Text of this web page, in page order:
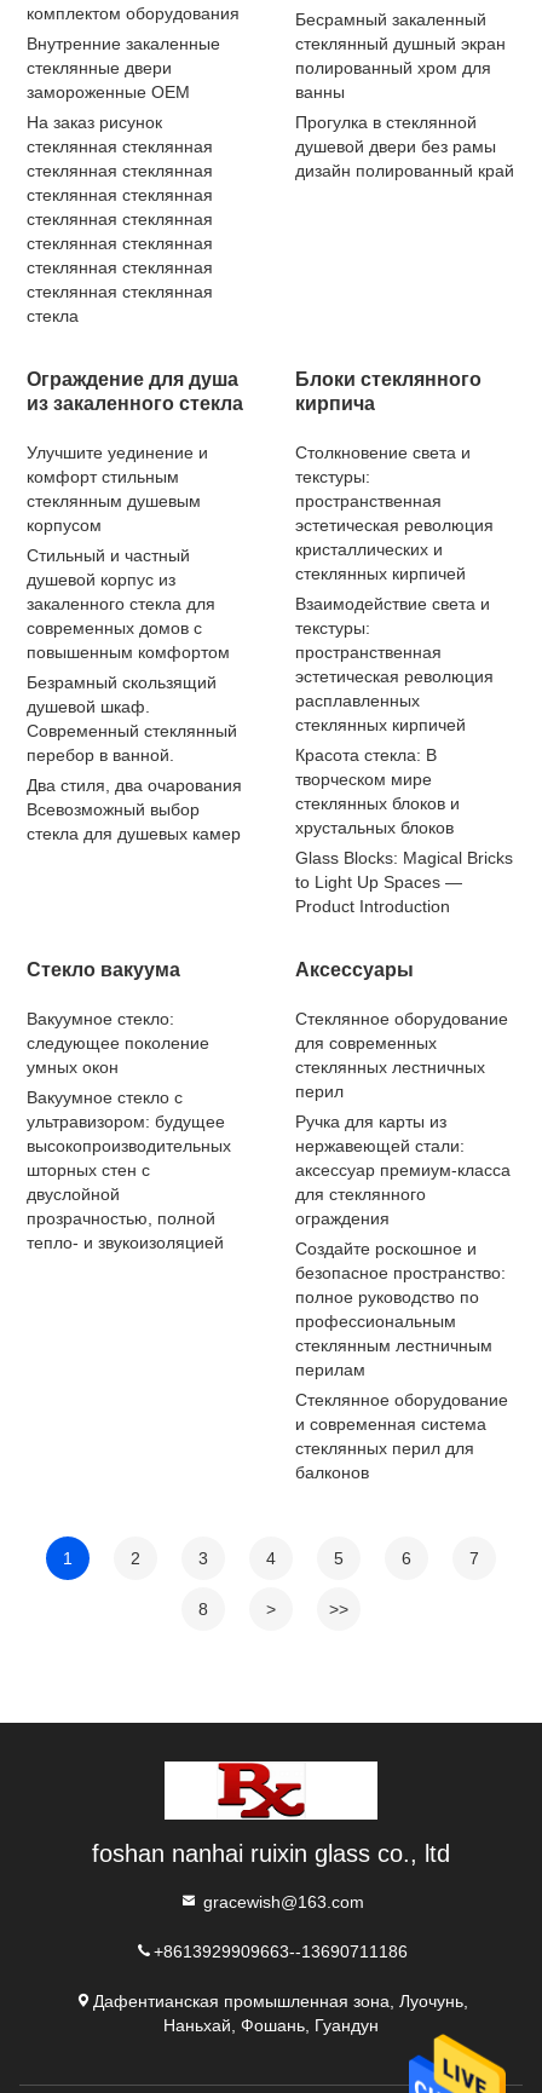
комплектом оборудования
Внутренние закаленные
стеклянные двери
замороженные OEM
На заказ рисунок
стеклянная стеклянная
стеклянная стеклянная
стеклянная стеклянная
стеклянная стеклянная
стеклянная стеклянная
стеклянная стеклянная
стеклянная стеклянная
стекла
Бесрамный закаленный
стеклянный душный экран
полированный хром для
ванны
Прогулка в стеклянной
душевой двери без рамы
дизайн полированный край
Ограждение для душа
из закаленного стекла
Улучшите уединение и
комфорт стильным
стеклянным душевым
корпусом
Стильный и частный
душевой корпус из
закаленного стекла для
современных домов с
повышенным комфортом
Безрамный скользящий
душевой шкаф.
Современный стеклянный
перебор в ванной.
Два стиля, два очарования
Всевозможный выбор
стекла для душевых камер
Блоки стеклянного
кирпича
Столкновение света и
текстуры:
пространственная
эстетическая революция
кристаллических и
стеклянных кирпичей
Взаимодействие света и
текстуры:
пространственная
эстетическая революция
расплавленных
стеклянных кирпичей
Красота стекла: В
творческом мире
стеклянных блоков и
хрустальных блоков
Glass Blocks: Magical Bricks
to Light Up Spaces —
Product Introduction
Стекло вакуума
Вакуумное стекло:
следующее поколение
умных окон
Вакуумное стекло с
ультравизором: будущее
высокопроизводительных
шторных стен с
двуслойной
прозрачностью, полной
тепло- и звукоизоляцией
Аксессуары
Стеклянное оборудование
для современных
стеклянных лестничных
перил
Ручка для карты из
нержавеющей стали:
аксессуар премиум-класса
для стеклянного
ограждения
Создайте роскошное и
безопасное пространство:
полное руководство по
профессиональным
стеклянным лестничным
перилам
Стеклянное оборудование
и современная система
стеклянных перил для
балконов
1 2 3 4 5 6 7
8 > >>
foshan nanhai ruixin glass co., ltd
gracewish@163.com
+8613929909663--13690711186
Дафентианская промышленная зона, Луочунь,
Наньхай, Фошань, Гуандун